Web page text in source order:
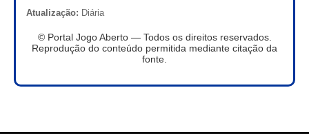
Atualização: Diária
© Portal Jogo Aberto — Todos os direitos reservados.
Reprodução do conteúdo permitida mediante citação da
fonte.